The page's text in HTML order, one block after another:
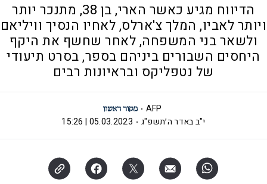
הדיווח מגיע כאשר הארי, בן 38, מתנכר יותר
ויותר לאביו, המלך צ'ארלס, לאחיו הנסיך וויליאם
ולשאר בני המשפחה, לאחר שחשף את היקף
היחסים השבורים ביניהם בספר, בסרט תיעודי
של נטפליקס ובראיונות רבים
AFP
י"ב באדר ה׳תשפ"ג
05.03.2023 | 15:26